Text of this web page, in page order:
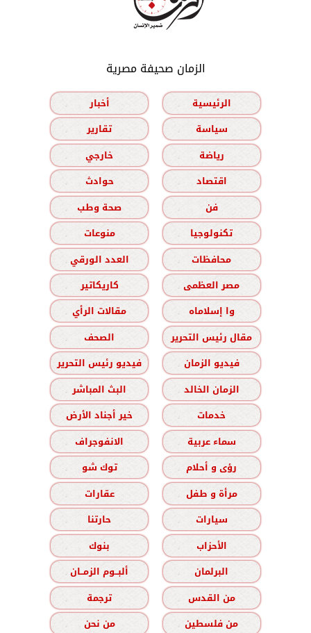
الزمان صحيفة مصرية
الرئيسية
أخبار
سياسة
تقارير
رياضة
خارجي
اقتصاد
حوادث
فن
صحة وطب
تكنولوجيا
منوعات
محافظات
العدد الورقي
مصر العظمى
كاريكاتير
وا إسلاماه
مقالات الرأي
مقال رئيس التحرير
الصحف
فيديو الزمان
فيديو رئيس التحرير
الزمان الخالد
البث المباشر
خدمات
خير أجناد الأرض
سماء عربية
الانفوجراف
رؤى و أحلام
توك شو
مرأة و طفل
عقارات
سيارات
حارتنا
الأحزاب
بنوك
البرلمان
ألبــوم الزمــان
من القدس
ترجمة
من فلسطين
من نحن